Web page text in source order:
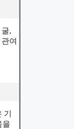
,
여
을